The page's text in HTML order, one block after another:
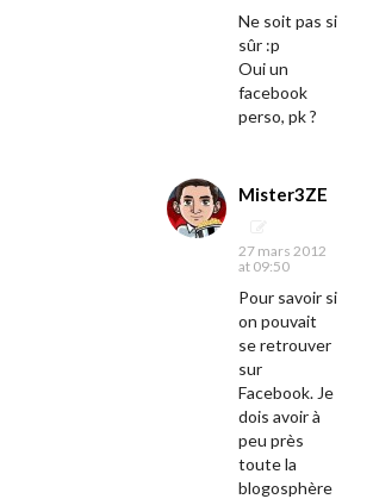
Ne soit pas si
sûr :p
Oui un
facebook
perso, pk ?
Mister3ZE
27 mars 2012
at 09:50
Pour savoir si
on pouvait
se retrouver
sur
Facebook. Je
dois avoir à
peu près
toute la
blogosphère